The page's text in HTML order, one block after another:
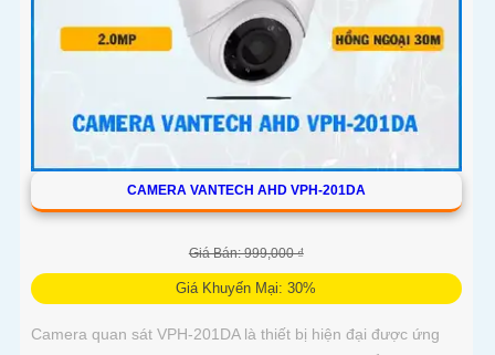
CAMERA VANTECH AHD VPH-201DA
Giá Bán: 999,000 ₫
Giá Khuyến Mại: 30%
Camera quan sát VPH-201DA là thiết bị hiện đại được ứng